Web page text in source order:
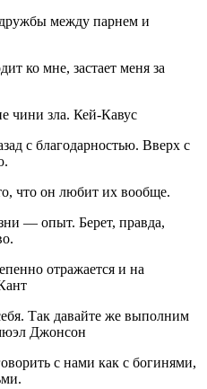
между парнем и
ко мне, застает меня за
чини зла. Кей-Кавус
с благодарностью. Вверх с
что он любит их вообще.
— опыт. Берет, правда,
отражается и на
Так давайте же выполним
Джонсон
с нами как с богинями,